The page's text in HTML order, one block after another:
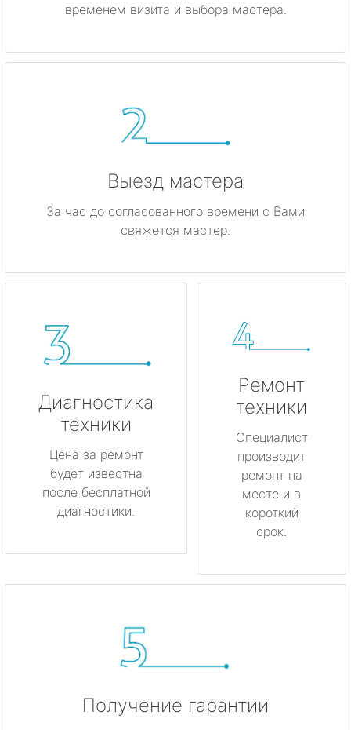
метро Владыкино
метро Динамо
метро Красные ворота
метро Калужская
метро Домодедовская
метро Крылатское
метро Лубянка
метро Котельники
метро Коньково
метро Менделеевская
метро Красногвардейская
метро Мякинино
метро Кузьминки
метро Китай-город
метро Нагатинская
временем визита и выбора мастера.
Выезд мастера
За час до согласованного времени с Вами
свяжется мастер.
Диагностика
техники
Цена за ремонт
будет известна
после бесплатной
диагностики.
Ремонт
техники
Специалист
производит
ремонт на
месте и в
короткий
срок.
Получение гарантии